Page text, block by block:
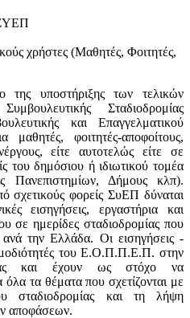
χρήστες (Μαθητές, Φοιτητές,
υποστήριξης των τελικών
Σταδιοδρομίας
και Επαγγελματικού
φοιτητές-αποφοίτους,
είτε αυτοτελώς είτε σε
του δημόσιου ή ιδιωτικού τομέα
Πανεπιστημίων, Δήμους κλπ).
σχετικούς φορείς ΣυΕΠ δύναται
εισηγήσεις, εργαστήρια και
σε ημερίδες σταδιοδρομίας που
ανά την Ελλάδα. Οι εισηγήσεις -
του Ε.Ο.Π.Π.Ε.Π. στην
και έχουν ως στόχο να
τα θέματα που σχετίζονται με
σταδιοδρομίας και τη λήψη
αποφάσεων.